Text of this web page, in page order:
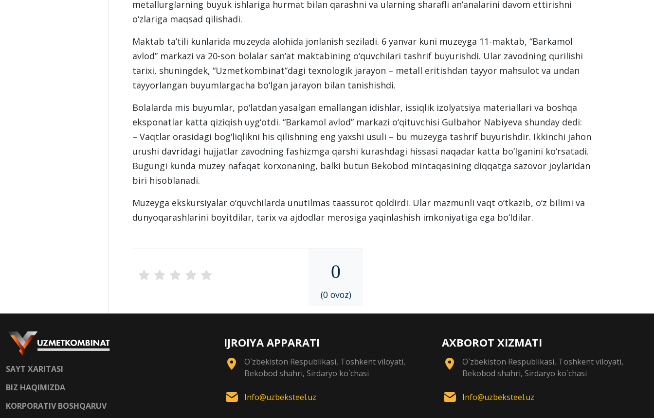
metallurglarning buyuk ishlariga hurmat bilan qarashni va ularning sharafli an’analarini davom ettirishni
o‘zlariga maqsad qilishadi.
Maktab ta’tili kunlarida muzeyda alohida jonlanish seziladi. 6 yanvar kuni muzeyga 11-maktab, “Barkamol
avlod” markazi va 20-son bolalar san’at maktabining o‘quvchilari tashrif buyurishdi. Ular zavodning qurilishi
tarixi, shuningdek, “Uzmetkombinat”dagi texnologik jarayon – metall eritishdan tayyor mahsulot va undan
tayyorlangan buyumlargacha bo‘lgan jarayon bilan tanishishdi.
Bolalarda mis buyumlar, po‘latdan yasalgan emallangan idishlar, issiqlik izolyatsiya materiallari va boshqa
eksponatlar katta qiziqish uyg‘otdi. “Barkamol avlod” markazi o‘qituvchisi Gulbahor Nabiyeva shunday dedi:
– Vaqtlar orasidagi bog‘liqlikni his qilishning eng yaxshi usuli – bu muzeyga tashrif buyurishdir. Ikkinchi jahon
urushi davridagi hujjatlar zavodning fashizmga qarshi kurashdagi hissasi naqadar katta bo‘lganini ko‘rsatadi.
Bugungi kunda muzey nafaqat korxonaning, balki butun Bekobod mintaqasining diqqatga sazovor joylaridan
biri hisoblanadi.
Muzeyga ekskursiyalar o‘quvchilarda unutilmas taassurot qoldirdi. Ular mazmunli vaqt o‘tkazib, o‘z bilimi va
dunyoqarashlarini boyitdilar, tarix va ajdodlar merosiga yaqinlashish imkoniyatiga ega bo‘ldilar.
0
(0 ovoz)
SAYT XARITASI
BIZ HAQIMIZDA
KORPORATIV BOSHQARUV
IJROIYA APPARATI
O`zbekiston Respublikasi, Toshkent viloyati,
Bekobod shahri, Sirdaryo ko`chasi
Info@uzbeksteel.uz
AXBOROT XIZMATI
O`zbekiston Respublikasi, Toshkent viloyati,
Bekobod shahri, Sirdaryo ko`chasi
Info@uzbeksteel.uz